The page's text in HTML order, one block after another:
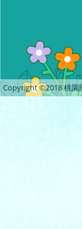
Copyright ©2018 桃園